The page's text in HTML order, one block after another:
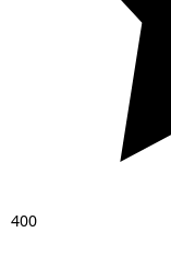
400